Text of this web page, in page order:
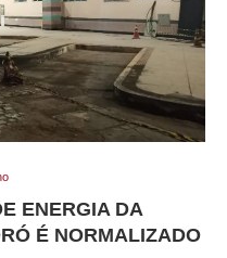
ENERGIA DA
É NORMALIZADO